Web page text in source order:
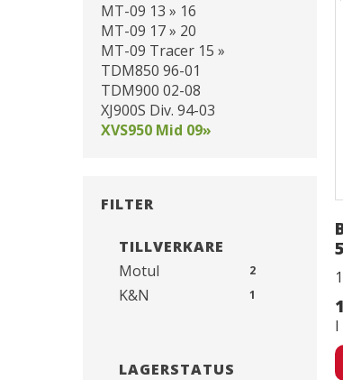
MT-09 13 » 16
MT-09 17 » 20
MT-09 Tracer 15 »
TDM850 96-01
TDM900 02-08
XJ900S Div. 94-03
XVS950 Mid 09»
FILTER
TILLVERKARE
Motul
2
K&N 1
LAGERSTATUS